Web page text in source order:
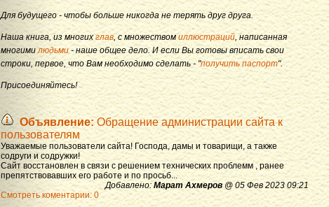
Для будущего - чтобы больше никогда не терять друг друга.
Наша книга, из многихглав, с множествомиллюстраций , написанная
многимилюдьми - наше общее дело. И если Вы готовы вписать свои
строки, первое, что Вам необходимо сделать - "получить паспорт".
Присоединяйтесь!
Объявление: Обращение администрации сайта к
пользователям
Уважаемые пользователи сайта! Господа, дамы и товарищи, а также
содруги и содружки!
Сайт восстановлен в связи с решением технических проблемм , ранее
препятствовавших его работе и по просьб...
Добавлено: Марат Ахмеров@ 05 Фев 2023 09:21
Смотреть коментарии: 0